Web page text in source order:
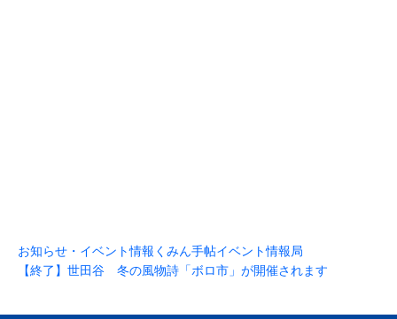
お知らせ・イベント情報 くみん手帖イベント情報局
【終了】世田谷 冬の風物詩「ボロ市」が開催されます